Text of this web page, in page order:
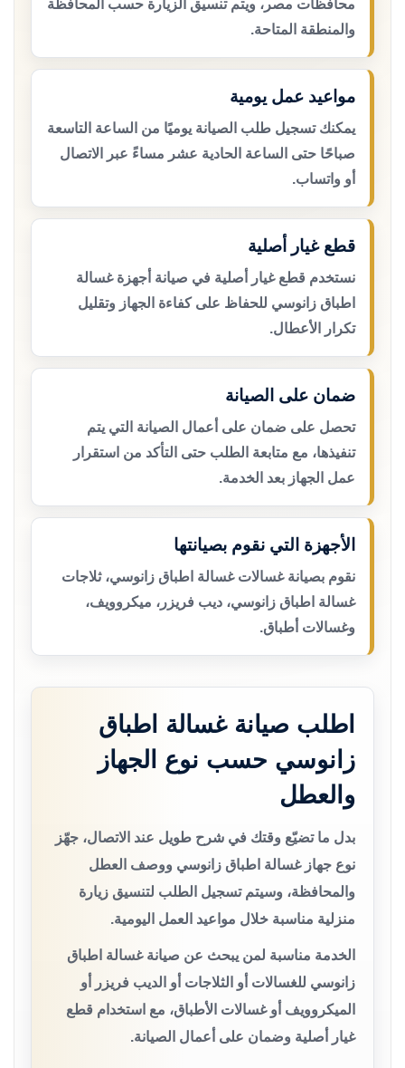
محافظات مصر، ويتم تنسيق الزيارة حسب المحافظة
والمنطقة المتاحة.
مواعيد عمل يومية
يمكنك تسجيل طلب الصيانة يوميًا من الساعة التاسعة
صباحًا حتى الساعة الحادية عشر مساءً عبر الاتصال
أو واتساب.
قطع غيار أصلية
نستخدم قطع غيار أصلية في صيانة أجهزة غسالة
اطباق زانوسي للحفاظ على كفاءة الجهاز وتقليل
تكرار الأعطال.
ضمان على الصيانة
تحصل على ضمان على أعمال الصيانة التي يتم
تنفيذها، مع متابعة الطلب حتى التأكد من استقرار
عمل الجهاز بعد الخدمة.
الأجهزة التي نقوم بصيانتها
نقوم بصيانة غسالات غسالة اطباق زانوسي، ثلاجات
غسالة اطباق زانوسي، ديب فريزر، ميكروويف،
وغسالات أطباق.
اطلب صيانة غسالة اطباق
زانوسي حسب نوع الجهاز
والعطل
بدل ما تضيّع وقتك في شرح طويل عند الاتصال، جهّز
نوع جهاز غسالة اطباق زانوسي ووصف العطل
والمحافظة، وسيتم تسجيل الطلب لتنسيق زيارة
منزلية مناسبة خلال مواعيد العمل اليومية.
الخدمة مناسبة لمن يبحث عن صيانة غسالة اطباق
زانوسي للغسالات أو الثلاجات أو الديب فريزر أو
الميكروويف أو غسالات الأطباق، مع استخدام قطع
غيار أصلية وضمان على أعمال الصيانة.